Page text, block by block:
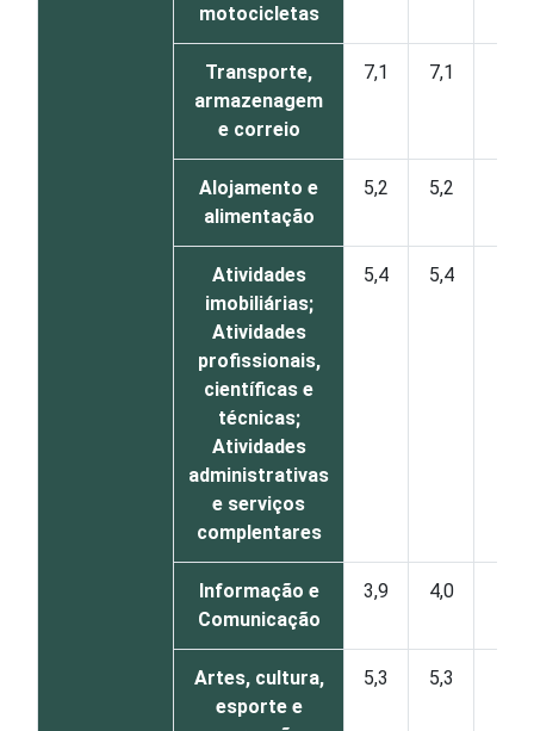
motocicletas
Transporte,
armazenagem
e correio
7,1 7,1
Alojamento e
alimentação
5,2 5,2
Atividades
imobiliárias;
Atividades
profissionais,
científicas e
técnicas;
Atividades
administrativas
e serviços
complentares
5,4 5,4
Informação e
Comunicação
3,9 4,0
Artes, cultura,
esporte e
5,3 5,3